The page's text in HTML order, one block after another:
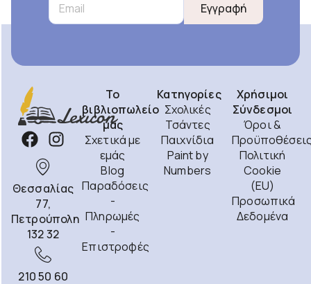
Εγγραφή
Θεσσαλίας
77,
Πετρούπολη
132 32
210 50 60
Το
βιβλιοπωλείο
μας
Σχετικά με
εμάς
Blog
Παραδόσεις
-
Πληρωμές
-
Επιστροφές
Κατηγορίες
Σχολικές
Τσάντες
Παιχνίδια
Paint by
Numbers
Χρήσιμοι
Σύνδεσμοι
Όροι &
Πολιτική
Cookie
(EU)
Προσωπικά
Δεδομένα